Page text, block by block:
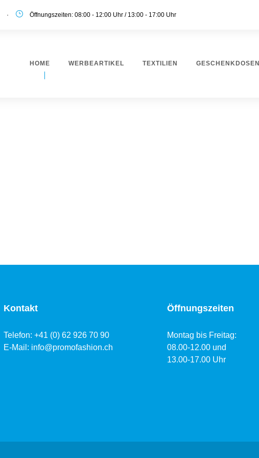
· Öffnungszeiten: 08:00 - 12:00 Uhr / 13:00 - 17:00 Uhr
HOME WERBEARTIKEL TEXTILIEN GESCHENKDOSEN
Kontakt
Telefon: +41 (0) 62 926 70 90
E-Mail: info@promofashion.ch
Öffnungszeiten
Montag bis Freitag:
08.00-12.00 und
13.00-17.00 Uhr